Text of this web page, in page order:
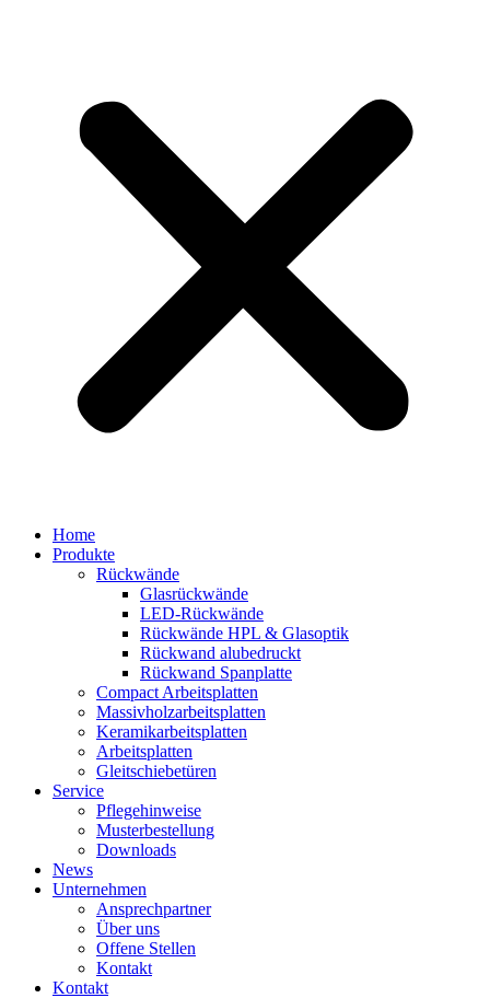
Home
Produkte
Rückwände
Glasrückwände
LED-Rückwände
Rückwände HPL & Glasoptik
Rückwand alubedruckt
Rückwand Spanplatte
Compact Arbeitsplatten
Massivholzarbeitsplatten
Keramikarbeitsplatten
Arbeitsplatten
Gleitschiebetüren
Service
Pflegehinweise
Musterbestellung
Downloads
News
Unternehmen
Ansprechpartner
Über uns
Offene Stellen
Kontakt
Kontakt